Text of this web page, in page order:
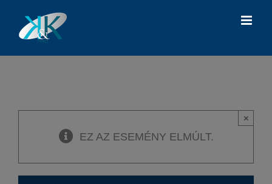
EZ AZ ESEMÉNY ELMÚLT.
×